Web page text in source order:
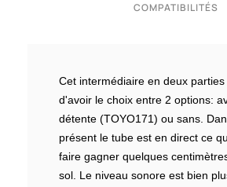
COMPATIBILITÉS
Cet intermédiaire en deux
d'avoir le choix entre 2 options:
détente (TOYO171) ou sans.
présent le tube est en direct ce
faire gagner quelques
sol. Le niveau sonore est bien